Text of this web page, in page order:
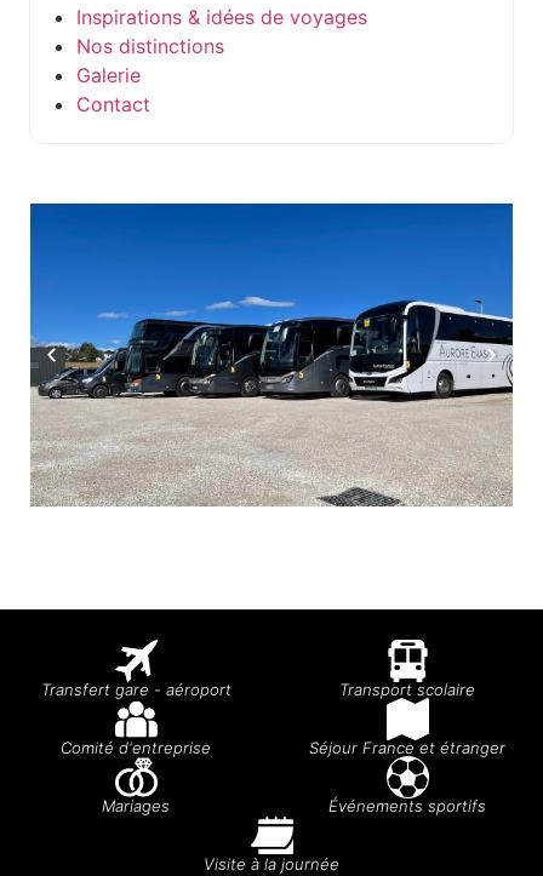
Inspirations & idées de voyages
Nos distinctions
Galerie
Contact
Transfert gare - aéroport Transport scolaire
Comité d'entreprise Séjour France et étranger
Mariages Événements sportifs
Visite à la journée